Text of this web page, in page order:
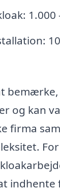
1.000
og kan
firma